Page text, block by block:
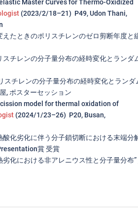
Master Curves for Thermo-Oxidized
(2023/2/18–21) P49, Udon Thani,
たときのポリスチレンのゼロ剪断年度と
チレンの分子量分布の経時変化とランダ
スチレンの分子量分布の経時変化とランダ
, ポスターセッション
model for thermal oxidation of
(2024/1/23–26) P20, Busan,
酸化劣化に伴う分子鎖切断における末端分
賞 受賞
化における非アレニウス性と分子量分布”